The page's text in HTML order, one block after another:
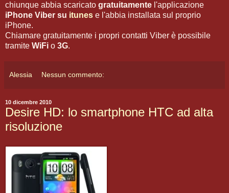
chiunque abbia scaricato gratuitamente l'applicazione
iPhone Viber su itunes e l'abbia installata sul proprio
iPhone.
Chiamare gratuitamente i propri contatti Viber è possibile
tramite WiFi o 3G.
Alessia Nessun commento:
10 dicembre 2010
Desire HD: lo smartphone HTC ad alta
risoluzione